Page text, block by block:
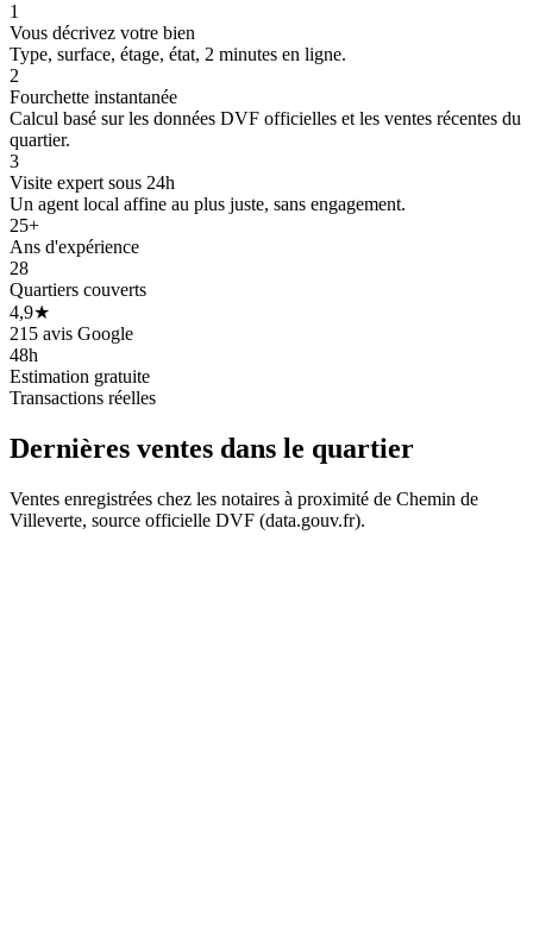
1
Vous décrivez votre bien
Type, surface, étage, état, 2 minutes en ligne.
2
Fourchette instantanée
Calcul basé sur les données DVF officielles et les ventes récentes du
quartier.
3
Visite expert sous 24h
Un agent local affine au plus juste, sans engagement.
25+
Ans d'expérience
28
Quartiers couverts
4,9★
215 avis Google
48h
Estimation gratuite
Transactions réelles
Dernières ventes dans le quartier
Ventes enregistrées chez les notaires à proximité de Chemin de
Villeverte, source officielle DVF (data.gouv.fr).
490 k€
368 k€
368 k€